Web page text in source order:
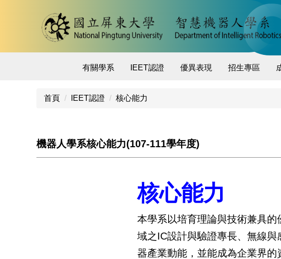
有關學系 IEET認證 優異表現 招生專區
首頁 IEET認證 核心能力
機器人學系核心能力(107-111學年度)
核心能力
本學系以培育理論與技術兼具
域之IC設計與驗證專長、無線
器產業動能，並能成為企業界的